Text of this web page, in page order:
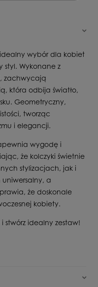
wybór dla kobiet
styl. Wykonane z
zachwycają
która odbija światło,
Geometryczny,
tworząc
i elegancji.
wygodę i
że kolczyki świetnie
stylizacjach, jak i
a
że doskonale
kobiety.
stwórz idealny zestaw!